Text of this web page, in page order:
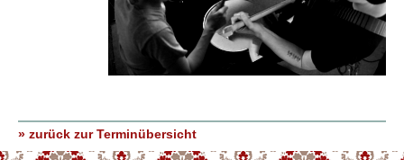
» zurück zur Terminübersicht